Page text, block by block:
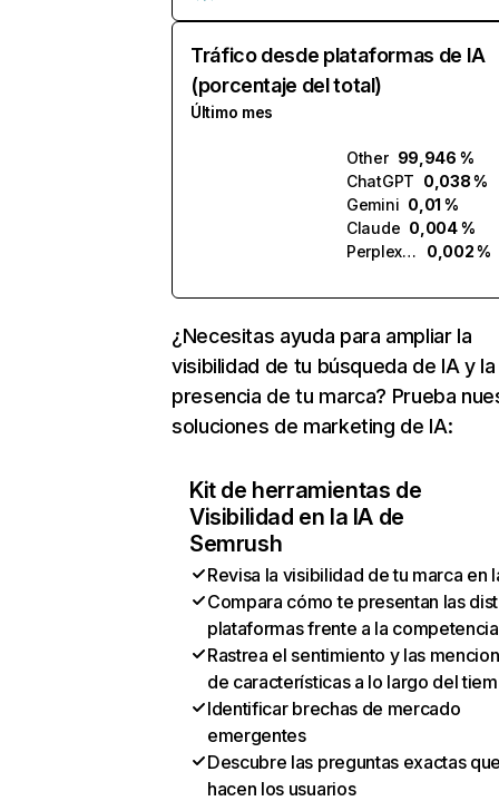
Tráfico desde plataformas de IA
(porcentaje del total)
Último mes
Other 99,946 %
ChatGPT 0,038 %
Gemini 0,01 %
Claude 0,004 %
Perplexity
0,002 %
¿Necesitas ayuda para ampliar la
visibilidad de tu búsqueda de IA y la
presencia de tu marca? Prueba
soluciones de marketing de IA:
Kit de herramientas de
Visibilidad en la IA de
Semrush
Revisa la visibilidad de tu marca en
Compara cómo te presentan las
plataformas frente a la competencia
Rastrea el sentimiento y las
de características a lo largo del
Identificar brechas de mercado
emergentes
Descubre las preguntas exactas
hacen los usuarios